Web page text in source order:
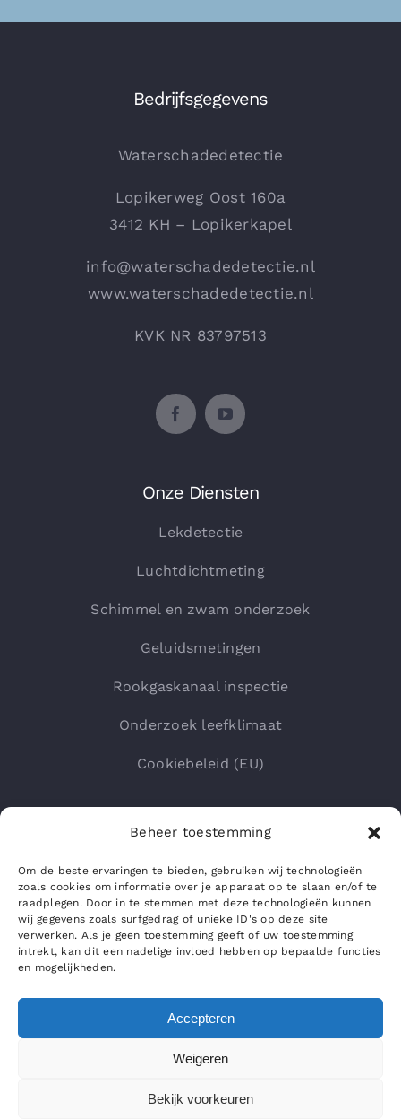
Beheer toestemming
Om de beste ervaringen te bieden, gebruiken wij technologieën
zoals cookies om informatie over je apparaat op te slaan en/of te
raadplegen. Door in te stemmen met deze technologieën kunnen
wij gegevens zoals surfgedrag of unieke ID's op deze site
verwerken. Als je geen toestemming geeft of uw toestemming
intrekt, kan dit een nadelige invloed hebben op bepaalde functies
en mogelijkheden.
Accepteren
Weigeren
Bekijk voorkeuren
Bedrijfsgegevens
Waterschadedetectie
Lopikerweg Oost 160a
3412 KH – Lopikerkapel
info@waterschadedetectie.nl
www.waterschadedetectie.nl
KVK NR 83797513
Onze Diensten
Lekdetectie
Luchtdichtmeting
Schimmel en zwam onderzoek
Geluidsmetingen
Rookgaskanaal inspectie
Onderzoek leefklimaat
Cookiebeleid (EU)
© 2024 - 2026 • All Rights Reserved